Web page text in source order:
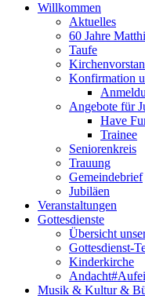
Willkommen
Aktuelles
60 Jahre
Taufe
Konfirmation
Angebote für
Have
Trainee
Seniorenkreis
Trauung
Gemeindebrief
Jubiläen
Veranstaltungen
Gottesdienste
Übersicht
Gottesdienst-
Kinderkirche
Musik & Kultur &